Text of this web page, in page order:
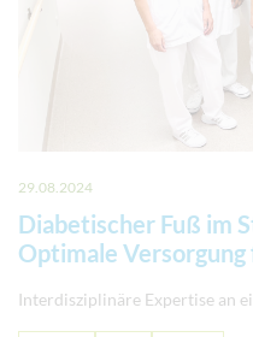
29.08.2024
Diabetischer Fuß im
Optimale
Interdisziplinäre Expertise an